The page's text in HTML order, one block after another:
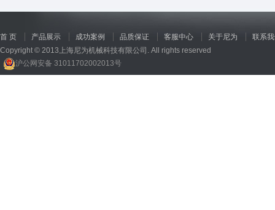
首 页 产品展示 成功案例 品质保证 客服中心 关于尼为
联系
Copyright © 2013上海尼为机械科技有限公司. All rights reserved
沪公网安备 31011702002013号